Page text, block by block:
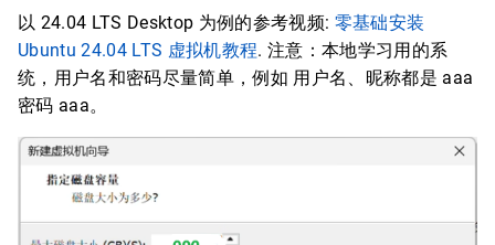
以 24.04 LTS Desktop 为例的参考视频: 零基础安装
Ubuntu 24.04 LTS 虚拟机教程. 注意：本地学习用的系
统，用户名和密码尽量简单，例如 用户名、昵称都是 aaa
密码 aaa。